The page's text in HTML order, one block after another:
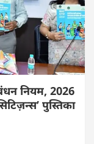
नियम, 2026
पुस्तिका